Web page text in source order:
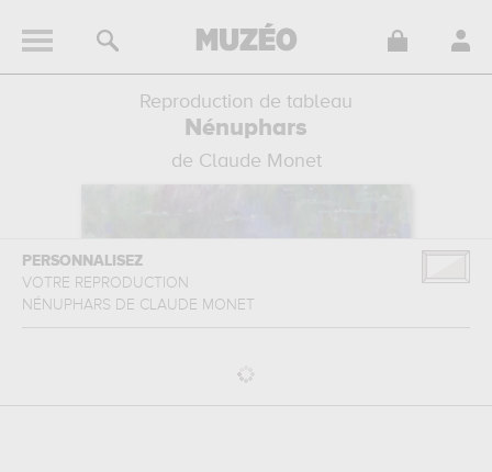
Reproduction de tableau
Nénuphars
de Claude Monet
PERSONNALISEZ
VOTRE REPRODUCTION
NÉNUPHARS DE CLAUDE MONET